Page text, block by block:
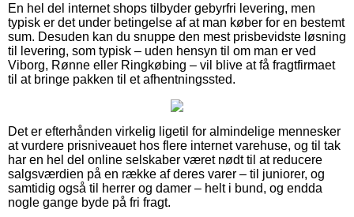
En hel del internet shops tilbyder gebyrfri levering, men
typisk er det under betingelse af at man køber for en bestemt
sum. Desuden kan du snuppe den mest prisbevidste løsning
til levering, som typisk – uden hensyn til om man er ved
Viborg, Rønne eller Ringkøbing – vil blive at få fragtfirmaet
til at bringe pakken til et afhentningssted.
Det er efterhånden virkelig ligetil for almindelige mennesker
at vurdere prisniveauet hos flere internet varehuse, og til tak
har en hel del online selskaber været nødt til at reducere
salgsværdien på en række af deres varer – til juniorer, og
samtidig også til herrer og damer – helt i bund, og endda
nogle gange byde på fri fragt.